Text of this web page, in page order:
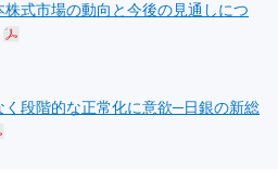
式市場の動向と今後の見通しにつ
段階的な正常化に意欲─日銀の新総